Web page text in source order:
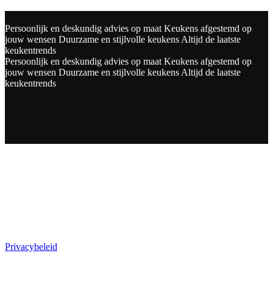
Persoonlijk en deskundig advies op maatKeukens afgestemd op
jouw wensen Duurzame en stijlvolle keukensAltijd de laatste
keukentrends
Persoonlijk en deskundig advies op maatKeukens afgestemd op
jouw wensen Duurzame en stijlvolle keukensAltijd de laatste
keukentrends
Privacybeleid